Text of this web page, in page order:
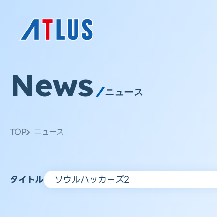
News ニュース
TOP ニュース
タイトル